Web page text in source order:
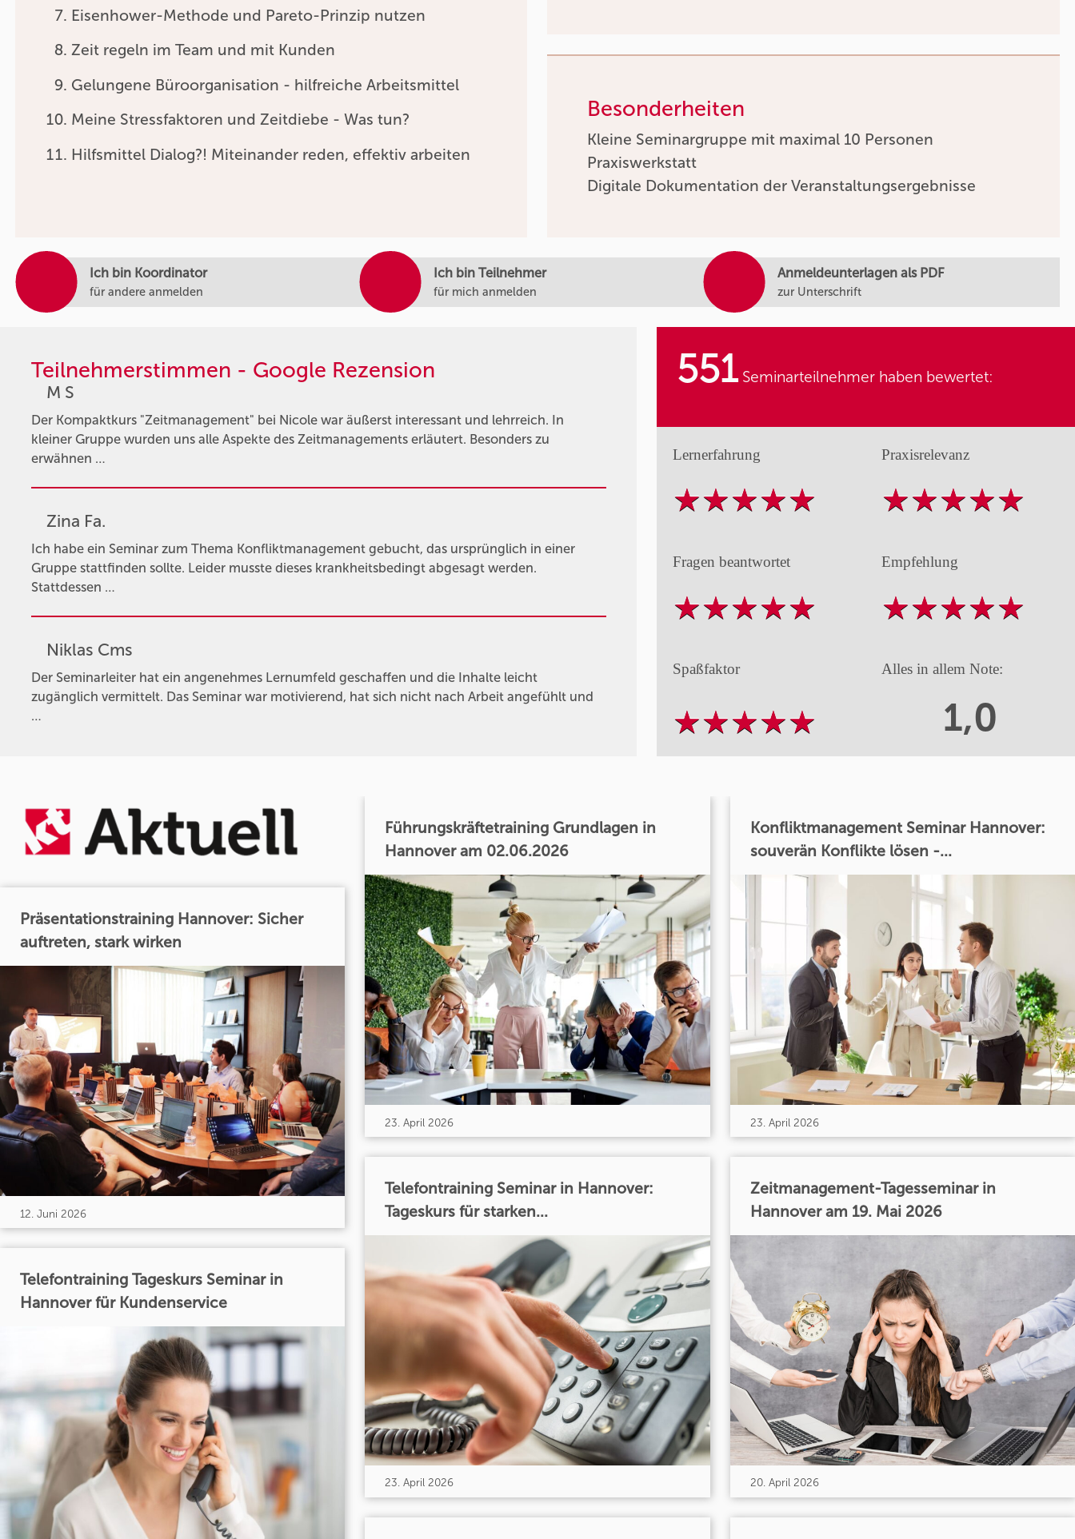
Ich bin Koordinator
für andere anmelden
Ich bin Teilnehmer
für mich anmelden
Anmeldeunterlagen als PDF
zur Unterschrift
Eisenhower-Methode und Pareto-Prinzip nutzen
Zeit regeln im Team und mit Kunden
Gelungene Büroorganisation - hilfreiche Arbeitsmittel
Meine Stressfaktoren und Zeitdiebe - Was tun?
Hilfsmittel Dialog?! Miteinander reden, effektiv arbeiten
Besonderheiten
Kleine Seminargruppe mit maximal 10 Personen
Praxiswerkstatt
Digitale Dokumentation der Veranstaltungsergebnisse
Teilnehmerstimmen - Google Rezension
M S
Der Kompaktkurs "Zeitmanagement" bei Nicole war äußerst interessant und lehrreich. In
kleiner Gruppe wurden uns alle Aspekte des Zeitmanagements erläutert. Besonders zu
erwähnen …
Zina Fa.
Ich habe ein Seminar zum Thema Konfliktmanagement gebucht, das ursprünglich in einer
Gruppe stattfinden sollte. Leider musste dieses krankheitsbedingt abgesagt werden.
Stattdessen …
Niklas Cms
Der Seminarleiter hat ein angenehmes Lernumfeld geschaffen und die Inhalte leicht
zugänglich vermittelt. Das Seminar war motivierend, hat sich nicht nach Arbeit angefühlt und
…
551 Seminarteilnehmer haben bewertet:
Lernerfahrung Praxisrelevanz
Fragen beantwortet Empfehlung
Spaßfaktor Alles in allem Note:
1,0
Präsentationstraining Hannover: Sicher
auftreten, stark wirken
12. Juni 2026
Telefontraining Tageskurs Seminar in
Hannover für Kundenservice
Führungskräftetraining Grundlagen in
Hannover am 02.06.2026
23. April 2026
Telefontraining Seminar in Hannover:
Tageskurs für starken...
23. April 2026
Konfliktmanagement Seminar Hannover:
souverän Konflikte lösen -...
23. April 2026
Zeitmanagement-Tagesseminar in
Hannover am 19. Mai 2026
20. April 2026